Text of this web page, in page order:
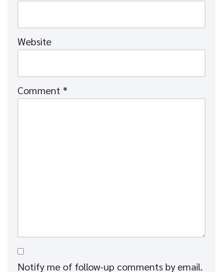
Website
Comment *
Notify me of follow-up comments by email.